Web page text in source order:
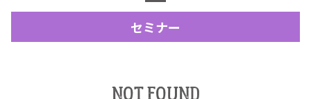
Contact Bar & Restaurant
セミナー